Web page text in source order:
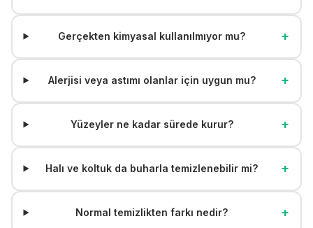
Gerçekten kimyasal kullanılmıyor mu? +
Alerjisi veya astımı olanlar için uygun mu? +
Yüzeyler ne kadar sürede kurur? +
Halı ve koltuk da buharla temizlenebilir mi? +
Normal temizlikten farkı nedir? +